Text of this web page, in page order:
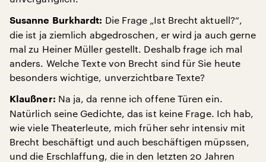
Susanne Burkhardt: Die Frage „Ist Brecht aktuell?“,
die ist ja ziemlich abgedroschen, er wird ja auch gerne
mal zu Heiner Müller gestellt. Deshalb frage ich mal
anders. Welche Texte von Brecht sind für Sie heute
besonders wichtige, unverzichtbare Texte?
Klaußner: Na ja, da renne ich offene Türen ein.
Natürlich seine Gedichte, das ist keine Frage. Ich hab,
wie viele Theaterleute, mich früher sehr intensiv mit
Brecht beschäftigt und auch beschäftigen müpssen,
und die Erschlaffung, die in den letzten 20 Jahren